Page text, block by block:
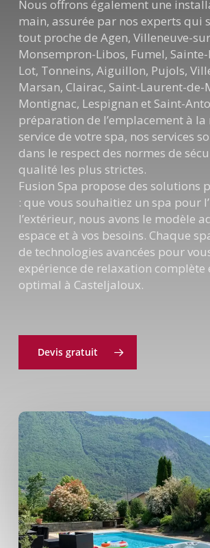
Nous offrons également une
main, assurée par nos experts qui
tout proche de Agen, Villeneuve-
Monsempron-Libos, Fumel,
Lot, Tonneins, Aiguillon, Pujols,
Marsan, Clairac, Saint-Laurent-de-
Montignac, Lespignan et Saint-
préparation de l’emplacement à la
service de votre spa, nos services
dans le respect des normes de
qualité les plus strictes.
Fusion Spa propose des solutions
: que vous souhaitiez un spa pour
l’extérieur, nous avons le modèle
espace et à vos besoins. Chaque
de technologies avancées pour
expérience de relaxation complète
optimal à Casteljaloux.
Devis gratuit